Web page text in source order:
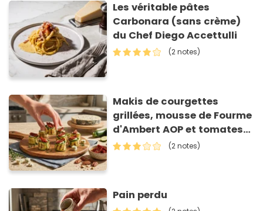
Les véritable pâtes
Carbonara (sans crème)
du Chef Diego Accettulli
(2 notes)
Makis de courgettes
grillées, mousse de Fourme
d'Ambert AOP et tomates
séchées
(2 notes)
Pain perdu